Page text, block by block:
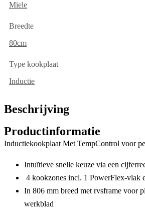
Miele
Breedte
80cm
Type kookplaat
Inductie
Beschrijving
Productinformatie
Inductiekookplaat Met TempControl voor
Intuïtieve snelle keuze via een
4 kookzones incl. 1 PowerFlex-vlak
In 806 mm breed met rvsframe voor
werkblad